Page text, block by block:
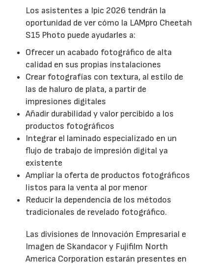
Los asistentes a Ipic 2026 tendrán la
oportunidad de ver cómo la LAMpro Cheetah
S15 Photo puede ayudarles a:
Ofrecer un acabado fotográfico de alta
calidad en sus propias instalaciones
Crear fotografías con textura, al estilo de
las de haluro de plata, a partir de
impresiones digitales
Añadir durabilidad y valor percibido a los
productos fotográficos
Integrar el laminado especializado en un
flujo de trabajo de impresión digital ya
existente
Ampliar la oferta de productos fotográficos
listos para la venta al por menor
Reducir la dependencia de los métodos
tradicionales de revelado fotográfico.
Las divisiones de Innovación Empresarial e
Imagen de Skandacor y Fujifilm North
America Corporation estarán presentes en